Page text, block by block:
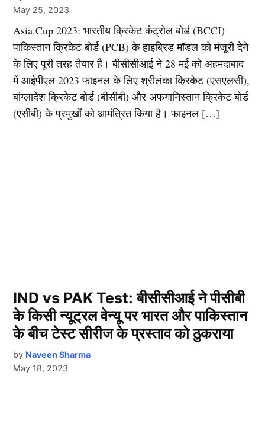
May 25, 2023
Asia Cup 2023: भारतीय क्रिकेट कंट्रोल बोर्ड (BCCI)
पाकिस्तान क्रिकेट बोर्ड (PCB) के हाइब्रिड मॉडल को मंजूरी देने
के लिए पूरी तरह तैयार है। बीसीसीआई ने 28 मई को अहमदाबाद
में आईपीएल 2023 फाइनल के लिए श्रीलंका क्रिकेट (एसएलसी),
बांग्लादेश क्रिकेट बोर्ड (बीसीबी) और अफगानिस्तान क्रिकेट बोर्ड
(एसीबी) के प्रमुखों को आमंत्रित किया है। फाइनल […]
IND vs PAK Test: बीसीसीआई ने पीसीबी
के किसी न्यूट्रल वेन्यू पर भारत और पाकिस्तान
के बीच टेस्ट सीरीज के प्रस्ताव को ठुकराया
by Naveen Sharma
May 18, 2023